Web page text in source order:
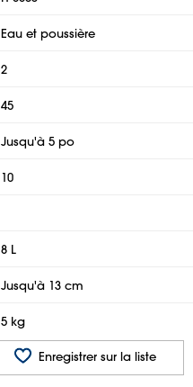
Eau et poussière
2
45
Jusqu'à 5 po
10
8 L
Jusqu'à 13 cm
5 kg
Enregistrer sur la liste